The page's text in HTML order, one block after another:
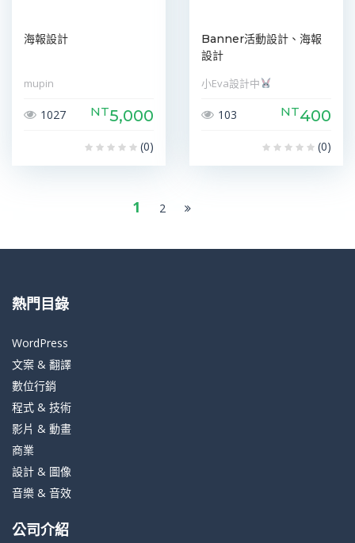
海報設計
mupin
1027 NT5,000
(0)
Banner活動設計、海報
設計
小Eva設計中
103 NT400
(0)
1 2
熱門目錄
WordPress
文案 & 翻譯
數位行銷
程式 & 技術
影片 & 動畫
商業
設計 & 圖像
音樂 & 音效
公司介紹